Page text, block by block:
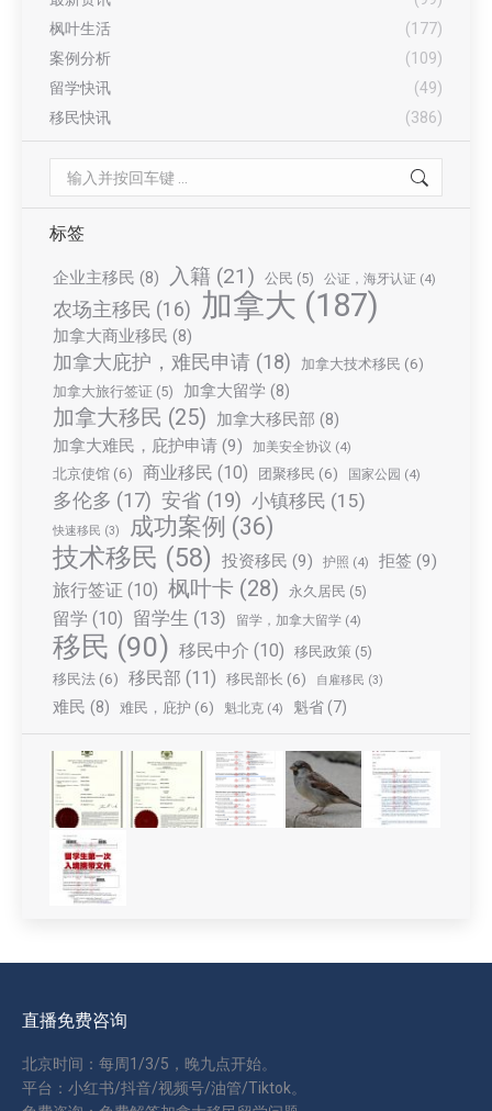
枫叶生活
(177)
案例分析
(109)
留学快讯
(49)
移民快讯
(386)
Search:
标签
企业主移民 (8) 入籍 (21) 公民 (5) 公证，海牙认证 (4)
农场主移民 (16) 加拿大 (187)
加拿大商业移民 (8)
加拿大庇护，难民申请 (18) 加拿大技术移民 (6)
加拿大旅行签证 (5) 加拿大留学 (8)
加拿大移民 (25) 加拿大移民部 (8)
加拿大难民，庇护申请 (9) 加美安全协议 (4)
北京使馆 (6) 商业移民 (10) 团聚移民 (6) 国家公园 (4)
多伦多 (17) 安省 (19) 小镇移民 (15)
快速移民 (3) 成功案例 (36)
技术移民 (58) 投资移民 (9) 护照 (4) 拒签 (9)
旅行签证 (10) 枫叶卡 (28) 永久居民 (5)
留学 (10) 留学生 (13) 留学，加拿大留学 (4)
移民 (90) 移民中介 (10) 移民政策 (5)
移民法 (6) 移民部 (11) 移民部长 (6) 自雇移民 (3)
难民 (8) 难民，庇护 (6) 魁北克 (4) 魁省(7)
直播免费咨询
北京时间：每周1/3/5，晚九点开始。
平台：小红书/抖音/视频号/油管/Tiktok。